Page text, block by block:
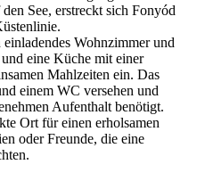
See, erstreckt sich Fonyód
Wohnzimmer und
eine Küche mit einer
Mahlzeiten ein. Das
einem WC versehen und
Aufenthalt benötigt.
Ort für einen erholsamen
oder Freunde, die eine